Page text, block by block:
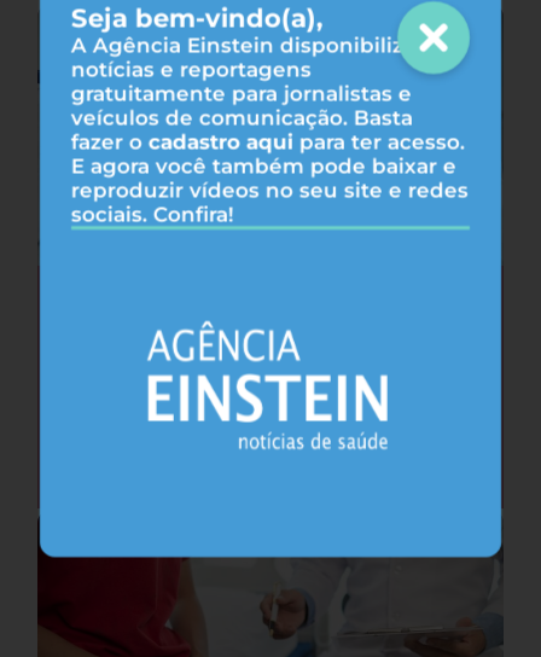
Seja bem-vindo(a),
A Agência Einstein disponibiliza
notícias e reportagens
gratuitamente para jornalistas e
veículos de comunicação. Basta
fazer o cadastro aqui para ter acesso.
E agora você também pode baixar e
reproduzir vídeos no seu site e redes
sociais. Confira!
Saúde do coração após os 45 anos pode
antecipar risco de demência